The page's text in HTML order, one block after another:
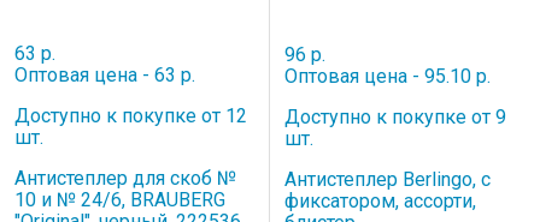
63 р.
Оптовая цена - 63 р.
Доступно к покупке от 12
шт.
Антистеплер для скоб №
10 и № 24/6, BRAUBERG
96 р.
Оптовая цена - 95.10 р.
Доступно к покупке от 9
шт.
Антистеплер Berlingo, с
фиксатором, ассорти,